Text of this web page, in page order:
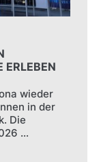
ERLEBEN
wieder
in der
Die
…